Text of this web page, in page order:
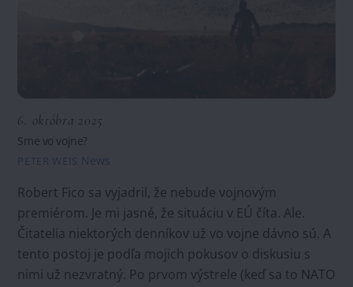
6. októbra 2025
Sme vo vojne?
PETER WEIS News
Robert Fico sa vyjadril, že nebude vojnovým
premiérom. Je mi jasné, že situáciu v EÚ číta. Ale.
Čitatelia niektorých denníkov už vo vojne dávno sú. A
tento postoj je podľa mojich pokusov o diskusiu s
nimi už nezvratný. Po prvom výstrele (keď sa to NATO